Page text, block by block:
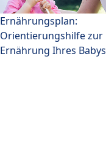
Ernährungsplan:
Orientierungshilfe zur
Ernährung Ihres Babys